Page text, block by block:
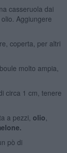
casseruola dai
Aggiungere
coperta, per altri
molto ampia,
circa 1 cm, tenere
a pezzi, olio
pò di